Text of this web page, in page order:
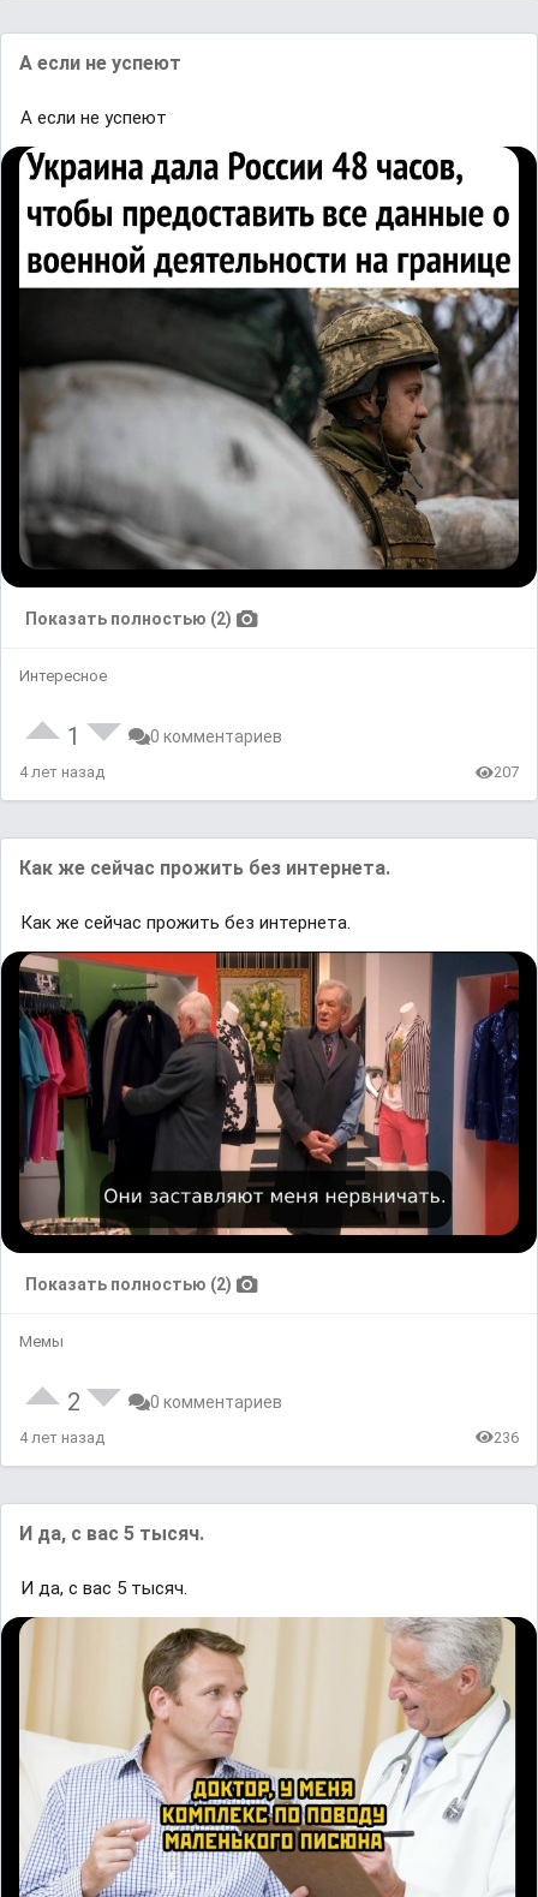
А eсли не yспеют
А eсли не yспеют
Показать полностью (2)
Интересное
1 0 комментариев
4 лет назад 207
Как же сейчас прожить без интернета.
Как же сейчас прожить без интернета.
Показать полностью (2)
Мемы
2 0 комментариев
4 лет назад 236
И да, с вас 5 тысяч.
И да, с вас 5 тысяч.